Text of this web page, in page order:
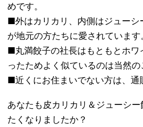
めです。
■外はカリカリ、内側はジューシ
が地元の方たちに愛されています
■丸満餃子の社長はもともとホワ
ったためよく似ているのは当然の
■近くにお住まいでない方は、通
あなたも皮カリカリ＆ジューシー
たくなりましたか？